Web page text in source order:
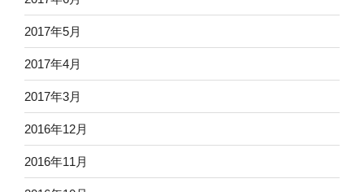
2017年5月
2017年4月
2017年3月
2016年12月
2016年11月